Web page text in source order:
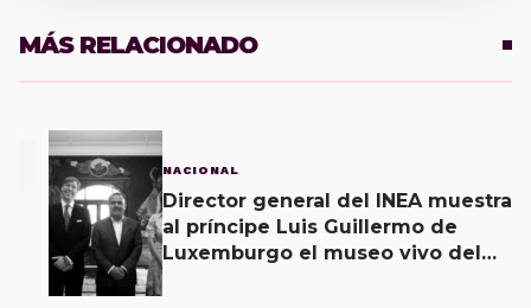
MÁS RELACIONADO
NACIONAL
Director general del INEA muestra
al príncipe Luis Guillermo de
Luxemburgo el museo vivo del